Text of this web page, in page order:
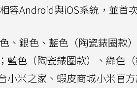
容Android與iOS系統，並首
、銀色、藍色（陶瓷錶圈款
藍色（陶瓷錶圈款）、綠色
小米之家、蝦皮商城小米官